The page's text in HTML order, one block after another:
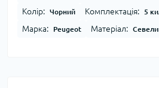
Колір: Чорний Комплектація: 5
Марка: Peugeot Матеріал: